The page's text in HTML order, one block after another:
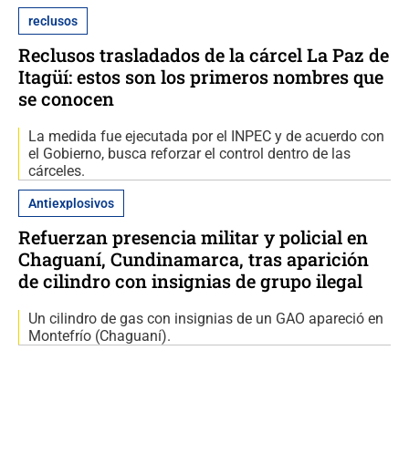
reclusos
Reclusos trasladados de la cárcel La Paz de
Itagüí: estos son los primeros nombres que
se conocen
La medida fue ejecutada por el INPEC y de acuerdo con
el Gobierno, busca reforzar el control dentro de las
cárceles.
Antiexplosivos
Refuerzan presencia militar y policial en
Chaguaní, Cundinamarca, tras aparición
de cilindro con insignias de grupo ilegal
Un cilindro de gas con insignias de un GAO apareció en
Montefrío (Chaguaní).